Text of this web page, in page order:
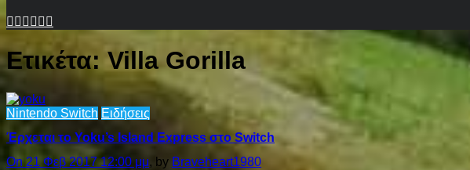
Ετικέτα: Villa Gorilla
Nintendo Switch Ειδήσεις
Έρχεται το Yoku’s Island Express στο Switch
On 21 Φεβ 2017 12:00 μμ, by Braveheart1980